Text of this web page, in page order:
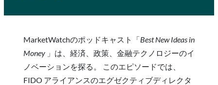
MarketWatchのポッドキャスト「Best New Ideas in
Money 」は、経済、政策、金融テクノロジーのイ
ノベーションを探る。 このエピソードでは、
FIDO アライアンスのエグゼクティブディレクタ